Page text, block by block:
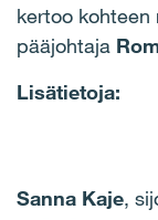
kertoo kohteen
pääjohtaja
Lisätietoja:
Sanna Kaje,